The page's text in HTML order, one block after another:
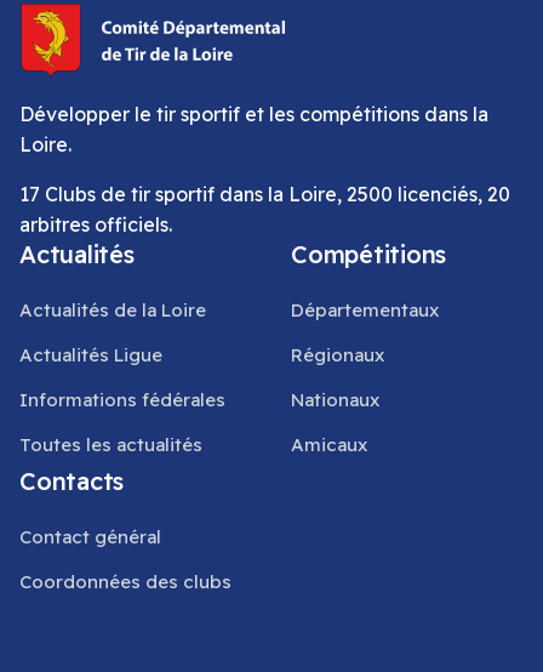
Développer le tir sportif et les compétitions dans la
Loire.
17 Clubs de tir sportif dans la Loire, 2500 licenciés, 20
arbitres officiels.
Actualités
Actualités de la Loire
Actualités Ligue
Informations fédérales
Toutes les actualités
Compétitions
Départementaux
Régionaux
Nationaux
Amicaux
Contacts
Contact général
Coordonnées des clubs